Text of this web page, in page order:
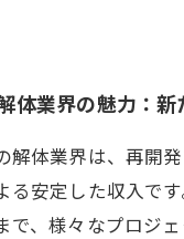
体業界の魅力：
解体業界は、再開
る安定した収入で
で、様々なプロジ